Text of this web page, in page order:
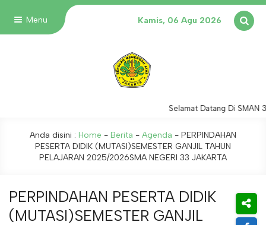
Menu Kamis, 06 Agu 2026
Selamat Datang Di SMAN
Anda disini : Home - Berita - Agenda - PERPINDAHAN
PESERTA DIDIK (MUTASI)SEMESTER GANJIL TAHUN
PELAJARAN 2025/2026SMA NEGERI 33 JAKARTA
PERPINDAHAN PESERTA DIDIK
(MUTASI)SEMESTER GANJIL